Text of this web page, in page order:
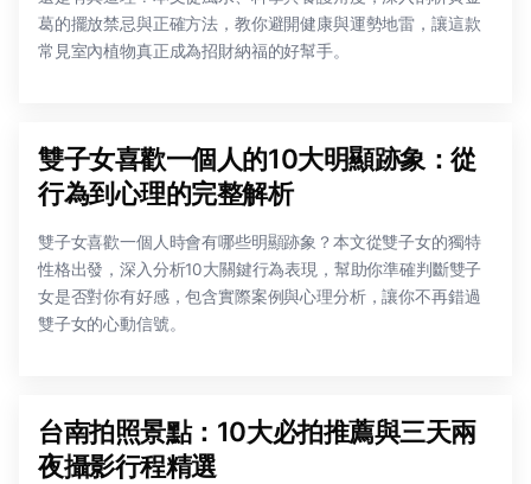
葛的擺放禁忌與正確方法，教你避開健康與運勢地雷，讓這款
常見室內植物真正成為招財納福的好幫手。
雙子女喜歡一個人的10大明顯跡象：從
行為到心理的完整解析
雙子女喜歡一個人時會有哪些明顯跡象？本文從雙子女的獨特
性格出發，深入分析10大關鍵行為表現，幫助你準確判斷雙子
女是否對你有好感，包含實際案例與心理分析，讓你不再錯過
雙子女的心動信號。
台南拍照景點：10大必拍推薦與三天兩
夜攝影行程精選